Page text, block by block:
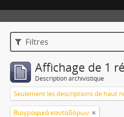
Filtres
Affichage de 1
Description archivistique
Βιογραφικά κανταδόρων